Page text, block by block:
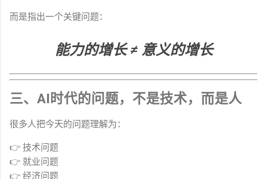
而是指出一个关键问题：
能力的增长 ≠ 意义的增长
三、AI时代的问题，不是技术，而是人
很多人把今天的问题理解为：
👉 技术问题
👉 就业问题
👉 经济问题